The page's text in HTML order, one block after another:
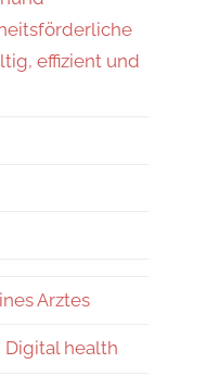
effizient und
Arztes
Digital health